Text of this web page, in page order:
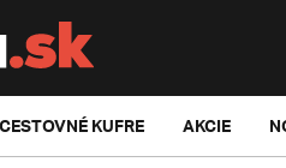
CESTOVNÉ KUFRE AKCIE